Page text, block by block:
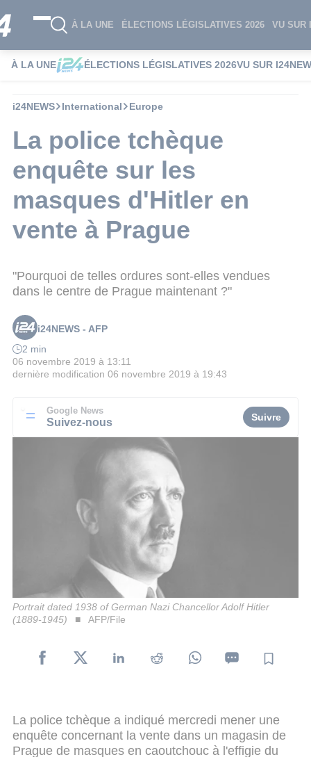
À LA UNE ÉLECTIONS LÉGISLATIVES 2026 VU SUR
À LA UNE ÉLECTIONS LÉGISLATIVES 2026VU SUR
i24NEWS International Europe
La police tchèque
enquête sur les
masques d'Hitler en
vente à Prague
"Pourquoi de telles ordures sont-elles vendues
dans le centre de Prague maintenant ?"
i24NEWS - AFP
2 min
06 novembre 2019 à 13:11
dernière modification 06 novembre 2019 à 19:43
Google News
Suivez-nous Suivre
Portrait dated 1938 of German Nazi Chancellor Adolf Hitler
(1889-1945)
AFP/File
La police tchèque a indiqué mercredi mener une
enquête concernant la vente dans un magasin de
Prague de masques en caoutchouc à l'effigie du